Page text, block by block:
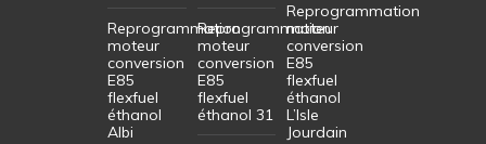
Reprogrammation
moteur
conversion
E85
flexfuel
éthanol
Albi
Reprogrammation
moteur
conversion
E85
flexfuel
éthanol 31
Reprogrammation
moteur
conversion
E85
flexfuel
éthanol
L’Isle
Jourdain